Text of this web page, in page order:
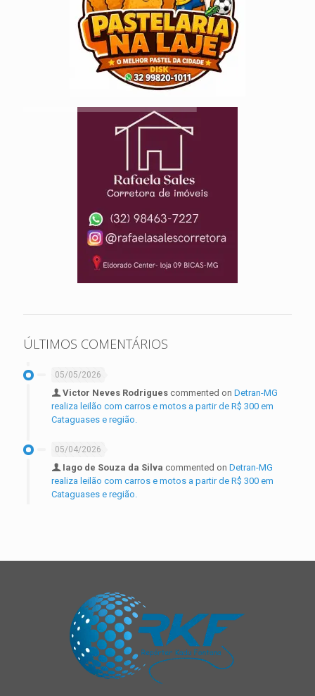
ÚLTIMOS COMENTÁRIOS
05/05/2026
Victor Neves Rodrigues commented on Detran-MG
realiza leilão com carros e motos a partir de R$ 300 em
Cataguases e região.
05/04/2026
Iago de Souza da Silva commented on Detran-MG
realiza leilão com carros e motos a partir de R$ 300 em
Cataguases e região.